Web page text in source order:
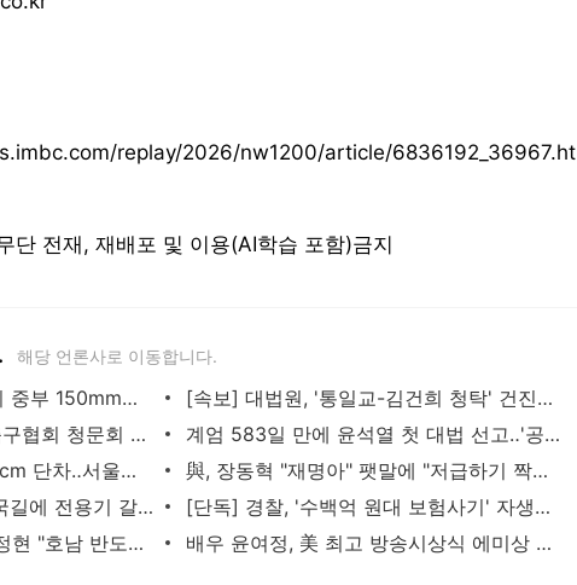
replay/2026/nw1200/article/6836192_36967.ht
전재, 재배포 및 이용(AI학습 포함)금지
해당 언론사로 이동합니다.
수도권 호우경보‥내일까지 중부 150mm↑ 폭우
[속보] 대법원, '통일교-김건희 청탁' 건진법사 징역 5년 확정
국회 문체위, 오는 22일 축구협회 청문회 개최‥홍명보·손흥민 등 부른다
계엄 583일 만에 윤석열 첫 대법 선고‥'공수처 체포방해' 혐의
성수대교 남단 진입부에 9cm 단차‥서울시 "10년 전 발생‥안전 우려 없어"
與, 장동혁 "재명아" 팻말에 "저급하기 짝이 없는 망동"
"나는 암살대상 1순위" 귀국길에 전용기 갈아탄 트럼프
[단독] 경찰, '수백억 원대 보험사기' 자생한방병원 압수수색
맞아 죽을 각오 했다는 이정현 "호남 반도체공장? 노벨상 주고 싶어" [모닝콜]
배우 윤여정, 美 최고 방송시상식 에미상 여우조연상 후보에